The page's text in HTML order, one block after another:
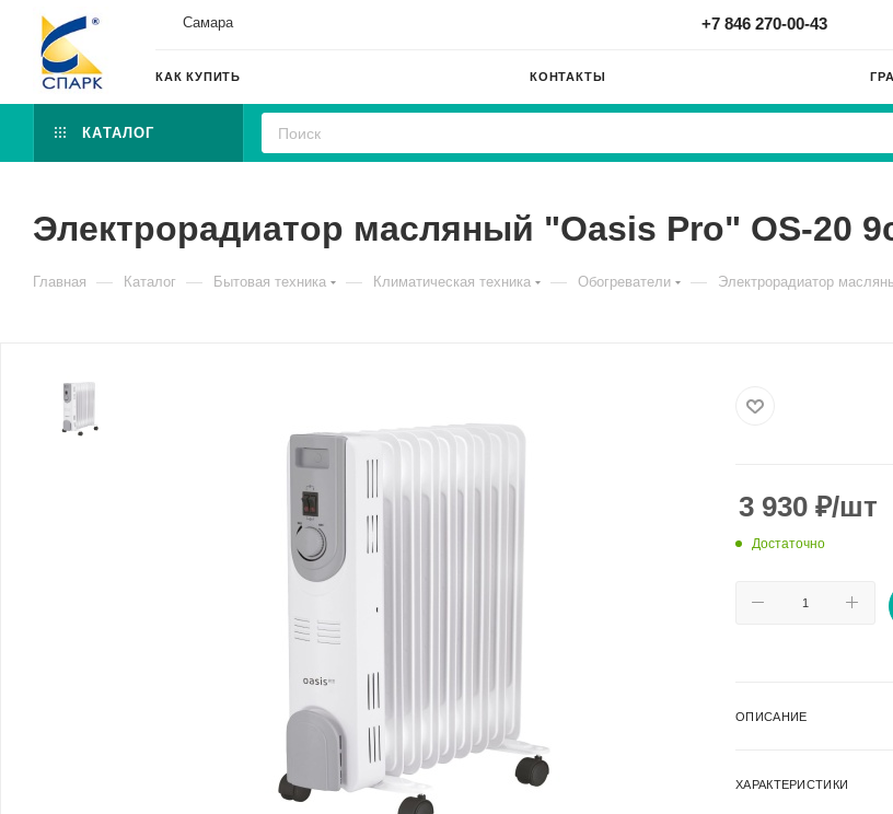
Самара +7 846 270-00-43
КАК КУПИТЬ КОНТАКТЫ
КАТАЛОГ
Электрорадиатор масляный "Oasis Pro" OS-20
Главная — Каталог — Бытовая техника — Климатическая техника — Обогреватели — Электрорадиатор
3 930 ₽/шт
Достаточно
ОПИСАНИЕ
ХАРАКТЕРИСТИКИ